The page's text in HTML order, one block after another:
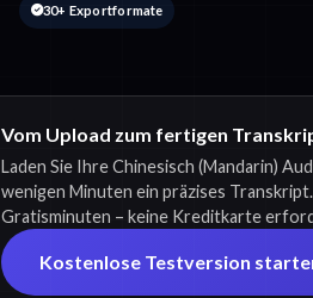
30+ Exportformate
Vom Upload zum fertigen
Laden Sie Ihre Chinesisch (Mandarin)
wenigen Minuten ein präzises
Gratisminuten – keine Kreditkarte
Kostenlose Testversion